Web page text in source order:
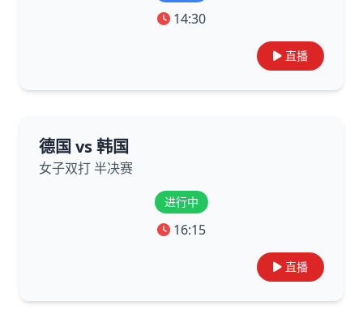
14:30
直播
德国 vs 韩国
女子双打 半决赛
进行中
16:15
直播